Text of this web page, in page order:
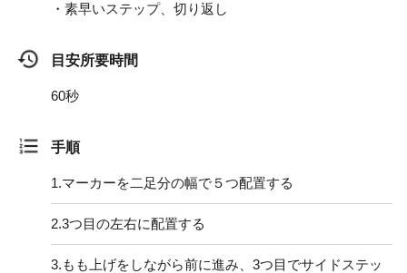
・素早いステップ、切り返し
目安所要時間
60秒
手順
1.マーカーを二足分の幅で５つ配置する
2.3つ目の左右に配置する
3. もも上げをしながら前に進み、3つ目でサイドステッ